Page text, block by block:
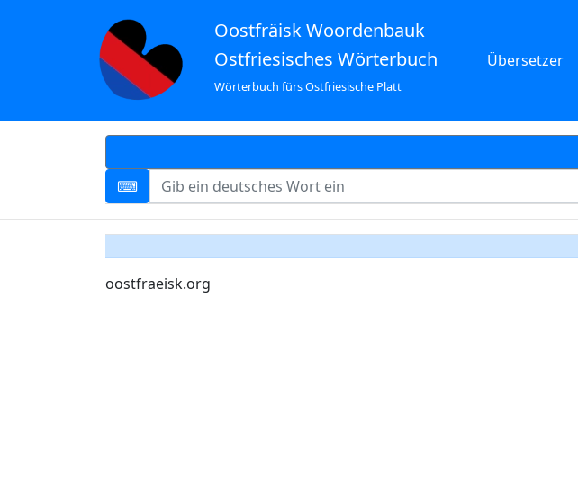
Oostfräisk Woordenbauk
Ostfriesisches Wörterbuch
Wörterbuch fürs Ostfriesische Platt
Übersetzer
oostfraeisk.org